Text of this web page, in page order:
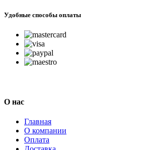
Удобные способы оплаты
О нас
Главная
О компании
Оплата